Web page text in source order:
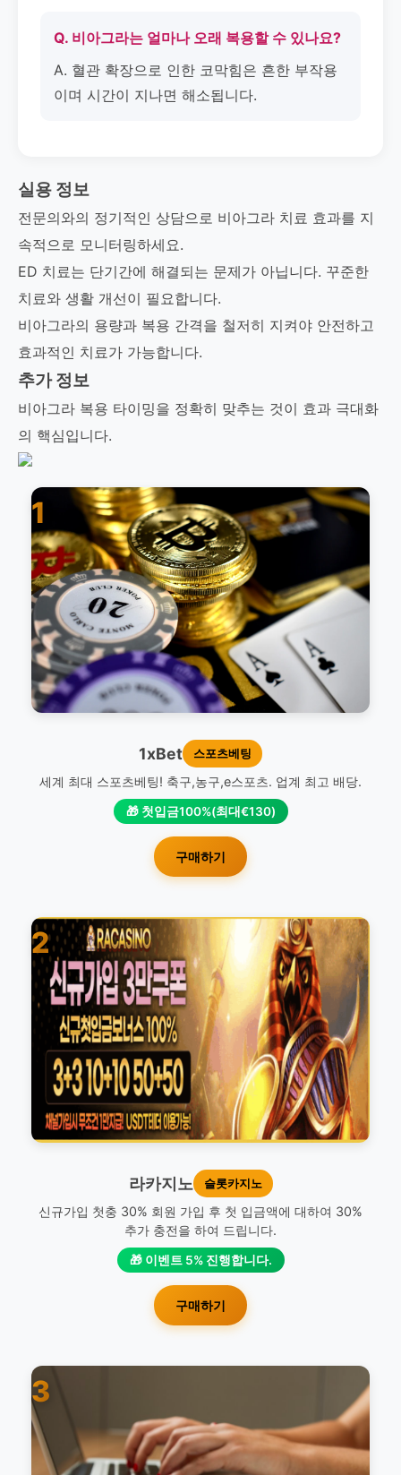
Q. 비아그라는 얼마나 오래 복용할 수 있나요?
A. 혈관 확장으로 인한 코막힘은 흔한 부작용
이며 시간이 지나면 해소됩니다.
실용 정보
전문의와의 정기적인 상담으로 비아그라 치료 효과를 지
속적으로 모니터링하세요.
ED 치료는 단기간에 해결되는 문제가 아닙니다. 꾸준한
치료와 생활 개선이 필요합니다.
비아그라의 용량과 복용 간격을 철저히 지켜야 안전하고
효과적인 치료가 가능합니다.
추가 정보
비아그라 복용 타이밍을 정확히 맞추는 것이 효과 극대화
의 핵심입니다.
1
1xBet 스포츠베팅
세계 최대 스포츠베팅! 축구,농구,e스포츠. 업계 최고 배당.
🎁 첫입금100%(최대€130)
구매하기
2
라카지노 슬롯카지노
신규가입 첫충 30% 회원 가입 후 첫 입금액에 대하여 30%
추가 충전을 하여 드립니다.
🎁 이벤트 5% 진행합니다.
구매하기
3